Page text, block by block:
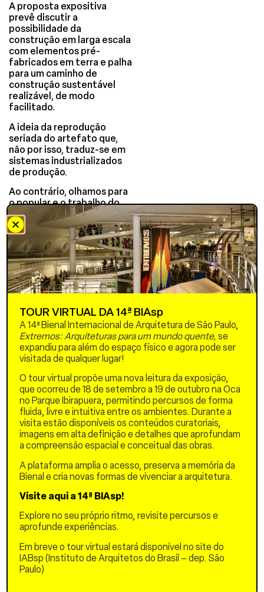
A proposta expositiva
prevê discutir a
possibilidade da
construção em larga escala
com elementos pré-
fabricados em terra e palha
para um caminho de
construção sustentável
realizável, de modo
facilitado.
A ideia da reprodução
seriada do artefato que,
não por isso, traduz-se em
sistemas industrializados
de produção.
Ao contrário, olhamos para
o popular e o trabalho do
artífice, ou seja, a
reprodutibilidade segundo
o gesto manual com suas
virtudes específicas.
Terra e palha:
materialidades domésticas
da cultura humana, são
abundantes nos territórios
e, somados, conformam um
amálgama oportuno para a
arquitetura capaz de
autoestruturar blocos pré-
Segundo o último Censo do
IBGE, de 2022, em 87,9%
dos domicílios do Brasil o
material das paredes
externas era alvenaria ou
taipa com revestimento,
revestimento e 4,1% em
madeira para construção.
Essa materialidade é,
portanto, um dos maiores
recursos construtivos
disponíveis no País.
Apresentamos o ensaio de
um sistema construtivo
para paredes portantes em
taipa de pilão leve, de
TOUR VIRTUAL DA 14ª BIAsp
A 14ª Bienal Internacional de Arquitetura de São Paulo,
Extremos: Arquiteturas para um mundo quente, se
expandiu para além do espaço físico e agora pode ser
visitada de qualquer lugar!
O tour virtual propõe uma nova leitura da exposição,
que ocorreu de 18 de setembro a 19 de outubro na Oca
no Parque Ibirapuera, permitindo percursos de forma
fluida, livre e intuitiva entre os ambientes. Durante a
visita estão disponíveis os conteúdos curatoriais,
imagens em alta definição e detalhes que aprofundam
a compreensão espacial e conceitual das obras.
A plataforma amplia o acesso, preserva a memória da
Bienal e cria novas formas de vivenciar a arquitetura.
Visite aqui a 14ª BIAsp!
Explore no seu próprio ritmo, revisite percursos e
aprofunde experiências.
Em breve o tour virtual estará disponível no site do
IABsp (Instituto de Arquitetos do Brasil – dep. São
Paulo)